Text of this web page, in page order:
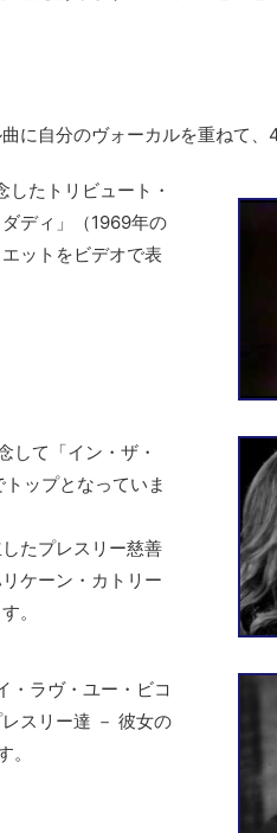
に自分のヴォーカルを重ねて、
たトリビュート・
ディ」（1969年の
ットをビデオで表
して「イン・ザ・
ップとなっていま
たプレスリー慈善
ケーン・カトリー
。
・ラヴ・ユー・ビコ
スリー達 － 彼女の